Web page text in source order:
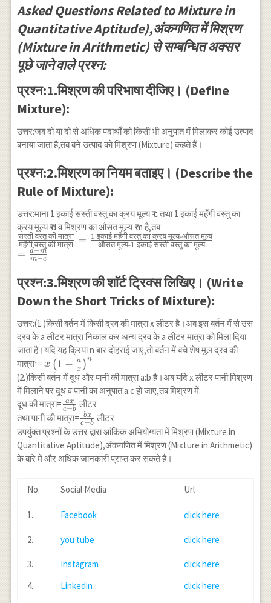
Asked Questions Related to Mixture in
Quantitative Aptitude),अंकगणित में मिश्रण
(Mixture in Arithmetic) से सम्बन्धित अक्सर
पूछे जाने वाले प्रश्न:
प्रश्न:1.मिश्रण की परिभाषा दीजिए। (Define
Mixture):
उत्तर:जब दो या दो से अधिक पदार्थों को किसी भी अनुपात में मिलाकर कोई उत्पाद
बनाया जाता है,तब बने उत्पाद को मिश्रण (Mixture) कहते हैं।
प्रश्न:2.मिश्रण का नियम बताइए। (Describe the
Rule of Mixture):
उत्तर:माना 1 इकाई सस्ती वस्तु का क्रय मूल्य ₹ c तथा 1 इकाई महँगी वस्तु का
क्रय मूल्य ₹ d व मिश्रण का औसत मूल्य ₹ m है,तब
\frac{\text{सस्ती वस्तु
की मात्रा}}{\text{महँगी
मात्रा}}=\frac{\text{1
इकाई महँगी वस्तु का क्रय
मूल्य-औसत मूल्य}}
{\text{औसत मूल्य-1
इकाई सस्ती वस्तु का
मूल्य}} \\ =\frac{d-
m}{m-c}
महँगी वस्तु की मात्रा
सस्ती वस्तु की मात्रा = औसत मूल्य-1इकाई सस्ती वस्तु का मूल्य
1इकाई महँगी वस्तु का क्रय मूल्य-औसत मूल्य
= m−c
d−m
प्रश्न:3.मिश्रण की शाॅर्ट ट्रिक्स लिखिए। (Write
Down the Short Tricks of Mixture):
उत्तर:(1.)किसी बर्तन में किसी द्रव की मात्रा x लीटर है।अब इस बर्तन में से उस
द्रव के a लीटर मात्रा निकाल कर अन्य द्रव के a लीटर मात्रा को मिला दिया
जाता है।यदि यह क्रिया n बार दोहराई जाए,तो बर्तन में बचे शेष मूल द्रव की
मात्राः= x\left(1-
\frac{a}
{x}\right)^n
x (1 − x
a )n
(2.)किसी बर्तन में दूध और पानी की मात्रा a:b है।अब यदि x लीटर पानी मिश्रण
में मिलाने पर दूध व पानी का अनुपात a:c हो जाए,तब मिश्रण में:
दूध की मात्रा=\frac{a
x}{c-
b}
c−b
ax
लीटर
तथा पानी की मात्रा=\frac{b
x}{c-
b}
c−b
bx
लीटर
उपर्युक्त प्रश्नों के उत्तर द्वारा आंकिक अभियोग्यता में मिश्रण (Mixture in
Quantitative Aptitude),अंकगणित में मिश्रण (Mixture in Arithmetic)
के बारे में और अधिक जानकारी प्राप्त कर सकते हैं।
No. Social Media Url
1. Facebook click here
2. you tube click here
3. Instagram
click here
4.
Linkedin click here